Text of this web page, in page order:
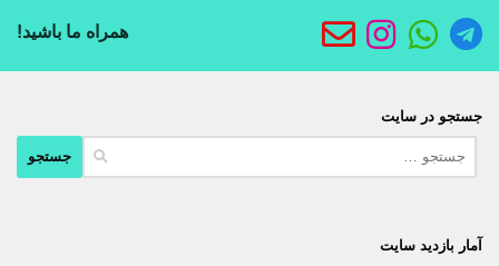
همراه ما باشید!
جستجو در سایت
آمار بازدید سایت